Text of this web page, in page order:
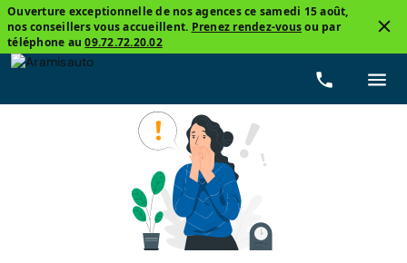
Ouverture exceptionnelle de nos agences ce samedi 15 août,
nos conseillers vous accueillent. Prenez rendez-vousou par
téléphone au09.72.72.20.02